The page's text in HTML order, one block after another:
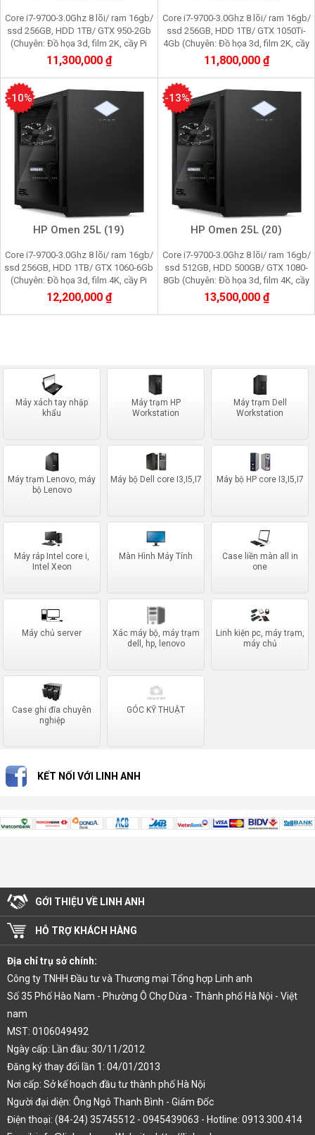
Core i7-9700-3.0Ghz 8 lõi/ ram 16gb/
ssd 256GB, HDD 1TB/ GTX 950-2Gb
(Chuyên: Đồ họa 3d, film 2K, cầy Pi
node, youtube, facebook, gaming)
11,300,000 ₫
Core i7-9700-3.0Ghz 8 lõi/ ram 16gb/
ssd 256GB, HDD 1TB/ GTX 1050Ti-
4Gb (Chuyên: Đồ họa 3d, film 2K, cầy
Pi node, youtube, facebook, gaming)
11,800,000 ₫
HP Omen 25L (19)
Core i7-9700-3.0Ghz 8 lõi/ ram 16gb/
ssd 256GB, HDD 1TB/ GTX 1060-6Gb
(Chuyên: Đồ họa 3d, film 4K, cầy Pi
node, youtube, facebook, gaming)
12,200,000 ₫
-10%
HP Omen 25L (20)
Core i7-9700-3.0Ghz 8 lõi/ ram 16gb/
ssd 512GB, HDD 500GB/ GTX 1080-
8Gb (Chuyên: Đồ họa 3d, film 4K, cầy
Pi node, youtube, facebook, gaming)
13,500,000 ₫
-13%
Máy xách tay nhập
khẩu
Máy trạm HP
Workstation
Máy trạm Dell
Workstation
Máy trạm Lenovo, máy
bộ Lenovo
Máy bộ Dell core I3,I5,I7 Máy bộ HP core I3,I5,I7
Máy ráp Intel core i,
Intel Xeon
Màn Hình Máy Tính
Case liền màn all in
one
Máy chủ server
Xác máy bộ, máy trạm
dell, hp, lenovo
Linh kiện pc, máy trạm,
máy chủ
Case ghi đĩa chuyên
nghiệp
GÓC KỸ THUẬT
KẾT NỐI VỚI LINH ANH
GỚI THIỆU VỀ LINH ANH
HỖ TRỢ KHÁCH HÀNG
Địa chỉ trụ sở chính:
Công ty TNHH Đầu tư và Thương mại Tổng hợp Linh anh
Số 35 Phố Hào Nam - Phường Ô Chợ Dừa - Thành phố Hà Nội - Việt
nam
MST: 0106049492
Ngày cấp: Lần đầu: 30/11/2012
Đăng ký thay đổi lần 1: 04/01/2013
Nơi cấp: Sở kế hoạch đầu tư thành phố Hà Nội
Người đại diện: Ông Ngô Thanh Bình - Giám Đốc
Điện thoại: (84-24) 35745512 - 0945439063 - Hotline: 0913.300.414